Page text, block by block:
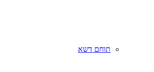
תוחם דשא